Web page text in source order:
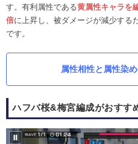
す。有利属性である黄属性キャラを
倍に上昇し、被ダメージが減少する
です。
属性相性と属性染
ハフバ桜&梅宮編成がおすす